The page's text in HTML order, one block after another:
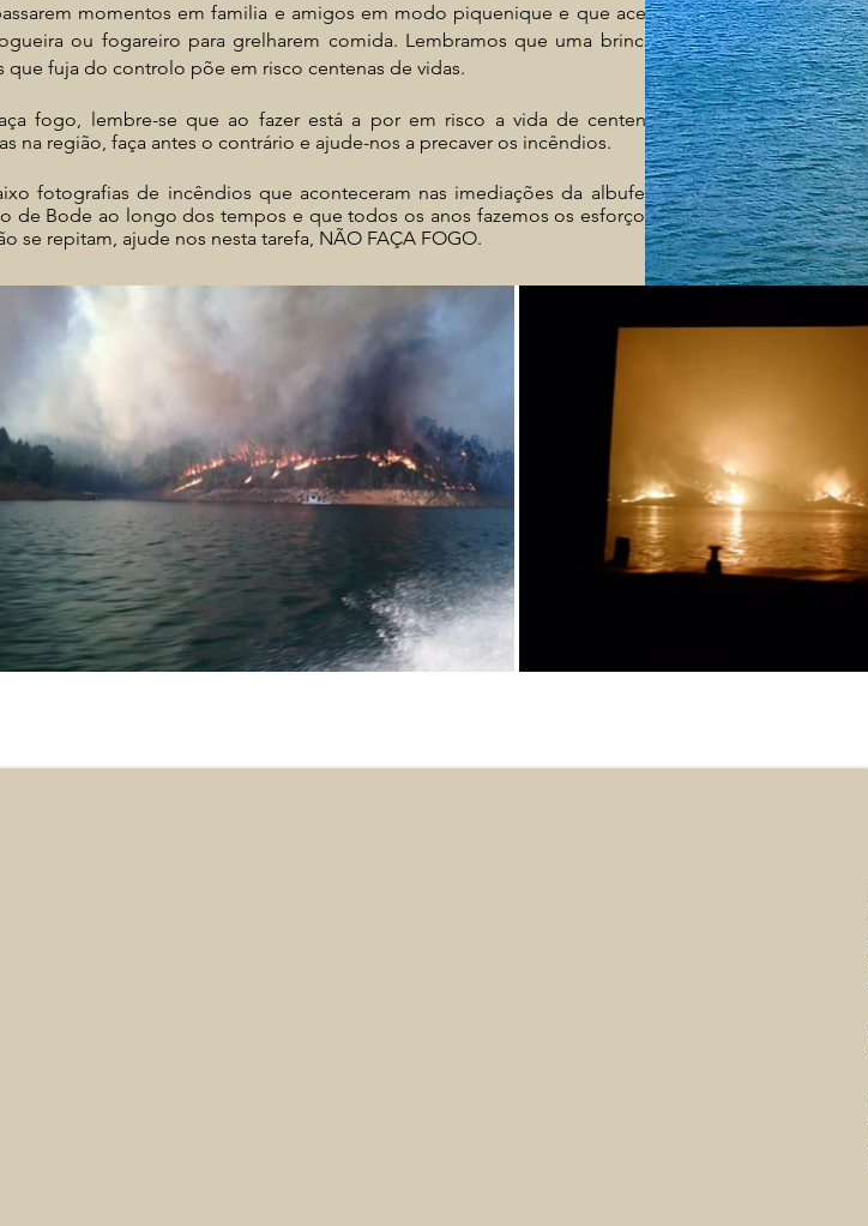
momentos em familia e amigos em modo piquenique e que acendem
ou fogareiro para grelharem comida. Lembramos que uma brincadeira
que fuja do controlo põe em risco centenas de vidas.
fogo, lembre-se que ao fazer está a por em risco a vida de centenas de
na região, faça antes o contrário e ajude-nos a precaver os incêndios.
fotografias de incêndios que aconteceram nas imediações da albufeira do
de Bode ao longo dos tempos e que todos os anos fazemos os esforços para
se repitam, ajude nos nesta tarefa, NÃO FAÇA FOGO.